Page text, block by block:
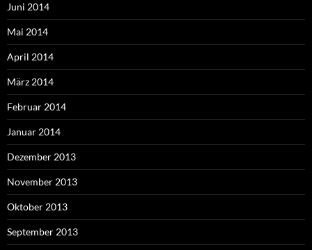
Juni 2014
Mai 2014
April 2014
März 2014
Februar 2014
Januar 2014
Dezember 2013
November 2013
Oktober 2013
September 2013